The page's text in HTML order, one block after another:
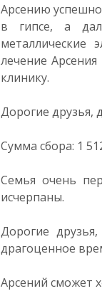
Арсению
в гипсе, а
лечение
клинику.
Дорогие друзья,
Сумма сбора: 1
Семья очень
исчерпаны.
Дорогие
драгоценное
Арсений сможет